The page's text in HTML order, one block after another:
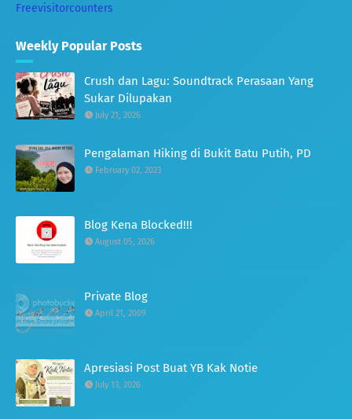
Freevisitorcounters
Weekly Popular Posts
Crush dan Lagu: Soundtrack Perasaan Yang
Sukar Dilupakan
July 21, 2026
Pengalaman Hiking di Bukit Batu Putih, PD
February 02, 2023
Blog Kena Blocked!!!
August 05, 2026
Private Blog
April 21, 2009
Apresiasi Post Buat YB Kak Notie
July 13, 2026